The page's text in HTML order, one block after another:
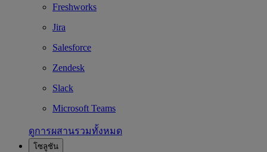
Freshworks
Jira
Salesforce
Zendesk
Slack
Microsoft Teams
ดูการผสานรวมทั้งหมด
โซลูชัน